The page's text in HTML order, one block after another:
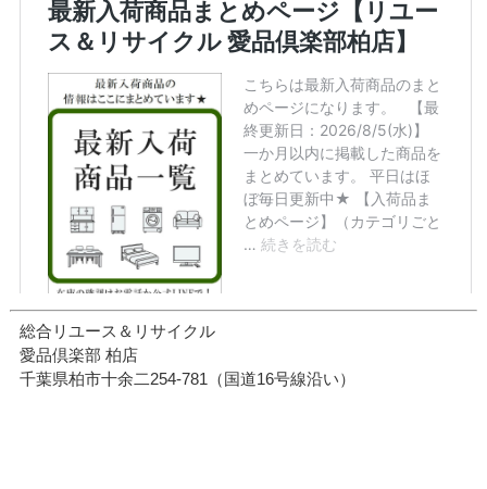
総合リユース＆リサイクル
愛品倶楽部 柏店
千葉県柏市十余二254-781（国道16号線沿い）